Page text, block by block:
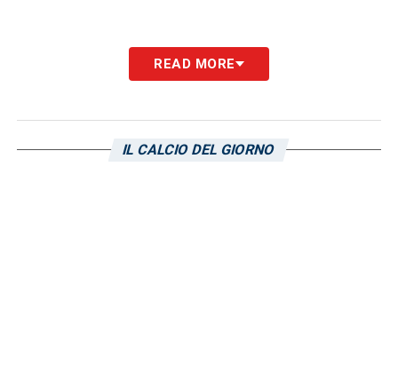
READ MORE
IL CALCIO DEL GIORNO